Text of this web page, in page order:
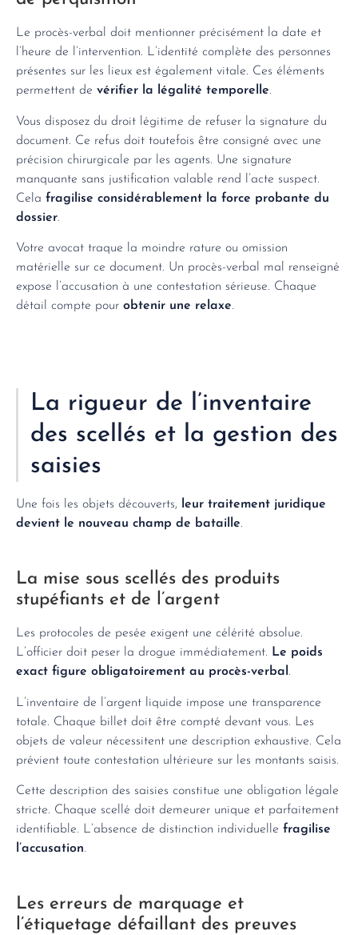
Le procès-verbal doit mentionner précisément la date et
l’heure de l’intervention. L’identité complète des personnes
présentes sur les lieux est également vitale. Ces éléments
permettent de vérifier la légalité temporelle.
Vous disposez du droit légitime de refuser la signature du
document. Ce refus doit toutefois être consigné avec une
précision chirurgicale par les agents. Une signature
manquante sans justification valable rend l’acte suspect.
Cela fragilise considérablement la force probante du
dossier.
Votre avocat traque la moindre rature ou omission
matérielle sur ce document. Un procès-verbal mal renseigné
expose l’accusation à une contestation sérieuse. Chaque
détail compte pour obtenir une relaxe.
La rigueur de l’inventaire
des scellés et la gestion des
saisies
Une fois les objets découverts, leur traitement juridique
devient le nouveau champ de bataille.
La mise sous scellés des produits
stupéfiants et de l’argent
Les protocoles de pesée exigent une célérité absolue.
L’officier doit peser la drogue immédiatement. Le poids
exact figure obligatoirement au procès-verbal .
L’inventaire de l’argent liquide impose une transparence
totale. Chaque billet doit être compté devant vous. Les
objets de valeur nécessitent une description exhaustive. Cela
prévient toute contestation ultérieure sur les montants saisis.
Cette description des saisies constitue une obligation légale
stricte. Chaque scellé doit demeurer unique et parfaitement
identifiable. L’absence de distinction individuelle fragilise
l’accusation.
Les erreurs de marquage et
l’étiquetage défaillant des preuves